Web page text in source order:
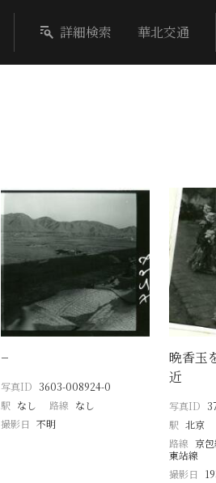
詳細検索 華北交通
−
写真ID 3603-008924-0
駅 なし 路線 なし
撮影日 不明
晩香玉
近
写真ID
駅 北京
路線 京
東站線
撮影日